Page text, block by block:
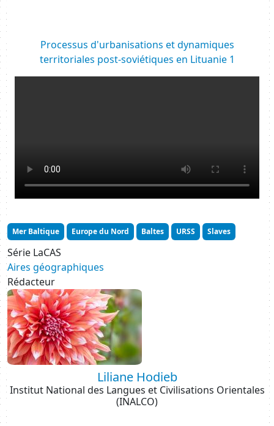
Processus d'urbanisations et dynamiques
territoriales post-soviétiques en Lituanie 1
Mer Baltique Europe du Nord Baltes URSS Slaves
Série LaCAS
Aires géographiques
Rédacteur
Image
Liliane Hodieb
Institut National des Langues et Civilisations Orientales
(INALCO)